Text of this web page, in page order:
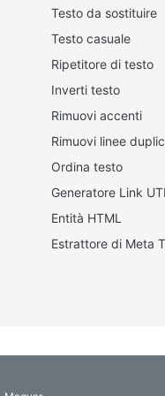
Testo da sostituire
Testo casuale
Ripetitore di testo
Inverti testo
Rimuovi accenti
Rimuovi linee
Ordina testo
Generatore Link
Entità HTML
Estrattore di Meta